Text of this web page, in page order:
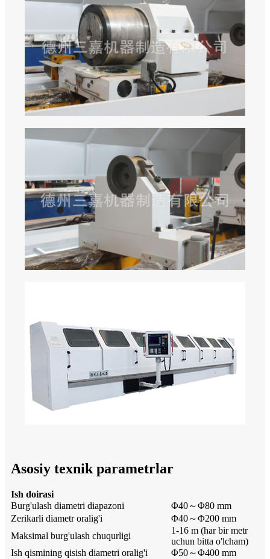
Asosiy texnik parametrlar
Ish doirasi
Burg'ulash diametri diapazoni
Φ40～Φ80 mm
Zerikarli diametr oralig'i
Φ40～Φ200 mm
Maksimal burg'ulash chuqurligi
1-16 m (har bir metr
uchun bitta o'lcham)
Ish qismining qisish diametri oralig'i
Φ50～Φ400 mm